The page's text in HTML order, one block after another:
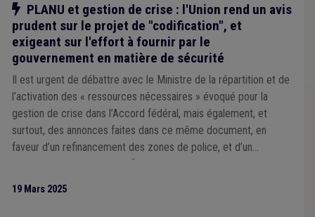
Notre action
PLANU et gestion de crise : l'Union rend un avis
prudent sur le projet de "codification", et
exigeant sur l'effort à fournir par le
gouvernement en matière de sécurité
Il est urgent de débattre avec le Ministre de la répartition et de
l’activation des « ressources nécessaires » évoqué pour la
gestion de crise dans l’Accord fédéral, mais également, et
surtout, des annonces faites dans ce même document, en
faveur d’un refinancement des zones de police, et d’un
19 Mars 2025